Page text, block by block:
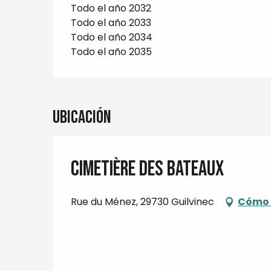
Todo el año 2032
Todo el año 2033
Todo el año 2034
Todo el año 2035
Ubicación
Cimetière des bateaux
Rue du Ménez, 29730 Guilvinec